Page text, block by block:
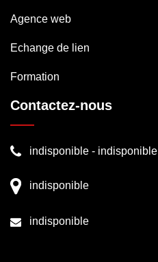
Agence web
Echange de lien
Formation
Contactez-nous
indisponible - indisponible
indisponible
indisponible